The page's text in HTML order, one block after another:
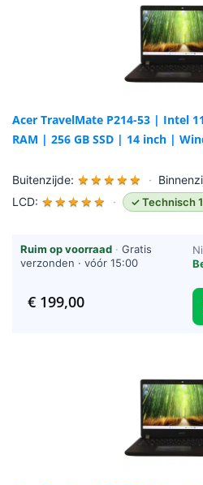
Acer TravelMate P214-53 | Intel
RAM | 256 GB SSD | 14 inch |
Buitenzijde: ★ ★ ★ ★ ★ ·
LCD: ★ ★ ★ ★ ★ · ✓ Technisch
Ruim op voorraad · Gratis
verzonden · vóór 15:00
€199,00